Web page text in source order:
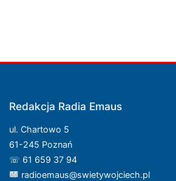
Redakcja Radia Emaus
ul. Chartowo 5
61-245 Poznań
☏ 61 659 37 94
radioemaus@swietywojciech.pl